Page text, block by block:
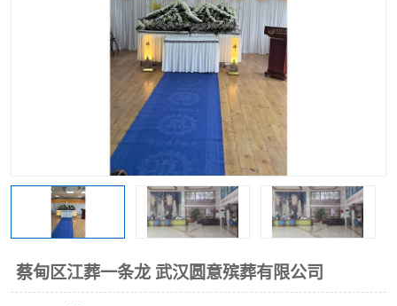
蔡甸区江葬一条龙 武汉圆意殡葬有限公司